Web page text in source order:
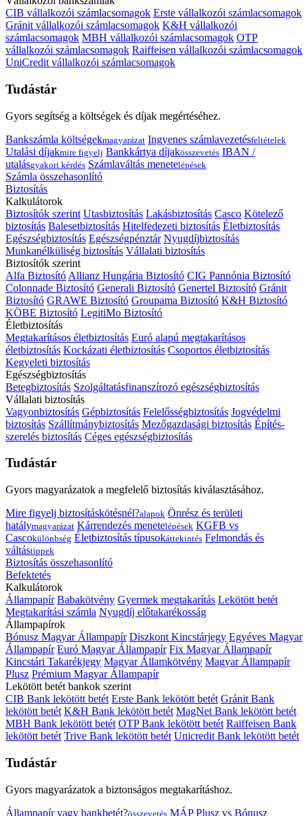
CIB vállalkozói számlacsomagok Erste vállalkozói számlacsomagok
Gránit vállalkozói számlacsomagok K&H vállalkozói
számlacsomagok MBH vállalkozói számlacsomagok OTP
vállalkozói számlacsomagok Raiffeisen vállalkozói számlacsomagok
UniCredit vállalkozói számlacsomagok
Tudástár
Gyors segítség a költségek és díjak megértéséhez.
Bankszámla költségekmagyarázat Ingyenes számlavezetésfeltételek
Utalási díjakmire figyelj Bankkártya díjakösszevetés IBAN /
utalásgyakori kérdés Számlaváltás menetelépések
Számla összehasonlító
Biztosítás
Kalkulátorok
Biztosítók szerint Utasbiztosítás Lakásbiztosítás Casco Kötelező
biztosítás Balesetbiztosítás Hitelfedezeti biztosítás Életbiztosítás
Egészségbiztosítás Egészségpénztár Nyugdíjbiztosítás
Munkanélküliség biztosítás Vállalati biztosítás
Biztosítók szerint
Alfa Biztosító Allianz Hungária Biztosító CIG Pannónia Biztosító
Colonnade Biztosító Generali Biztosító Genertel Biztosító Gránit
Biztosító GRAWE Biztosító Groupama Biztosító K&H Biztosító
KÖBE Biztosító LegitiMo Biztosító
Életbiztosítás
Megtakarításos életbiztosítás Euró alapú megtakarításos
életbiztosítás Kockázati életbiztosítás Csoportos életbiztosítás
Kegyeleti biztosítás
Egészségbiztosítás
Betegbiztosítás Szolgáltatásfinanszírozó egészségbiztosítás
Vállalati biztosítás
Vagyonbiztosítás Gépbiztosítás Felelősségbiztosítás Jogvédelmi
biztosítás Szállítmánybiztosítás Mezőgazdasági biztosítás Építés-
szerelés biztosítás Céges egészségbiztosítás
Tudástár
Gyors magyarázatok a megfelelő biztosítás kiválasztásához.
Mire figyelj biztosításkötésnél?alapok Önrész és területi
hatálymagyarázat Kárrendezés menetelépések KGFB vs
Cascokülönbség Életbiztosítás típusokáttekintés Felmondás és
váltástippek
Biztosítás összehasonlító
Befektetés
Kalkulátorok
Állampapír Babakötvény Gyermek megtakarítás Lekötött betét
Megtakarítási számla Nyugdíj előtakarékosság
Állampapírok
Bónusz Magyar Állampapír Diszkont Kincstárjegy Egyéves Magyar
Állampapír Euró Magyar Állampapír Fix Magyar Állampapír
Kincstári Takarékjegy Magyar Államkötvény Magyar Állampapír
Plusz Prémium Magyar Állampapír
Lekötött betét bankok szerint
CIB Bank lekötött betét Erste Bank lekötött betét Gránit Bank
lekötött betét K&H Bank lekötött betét MagNet Bank lekötött betét
MBH Bank lekötött betét OTP Bank lekötött betét Raiffeisen Bank
lekötött betét Trive Bank lekötött betét Unicredit Bank lekötött betét
Tudástár
Gyors magyarázatok a biztonságos megtakarításhoz.
Állampapír vagy bankbetét?összevetés MÁP Plusz vs Bónusz